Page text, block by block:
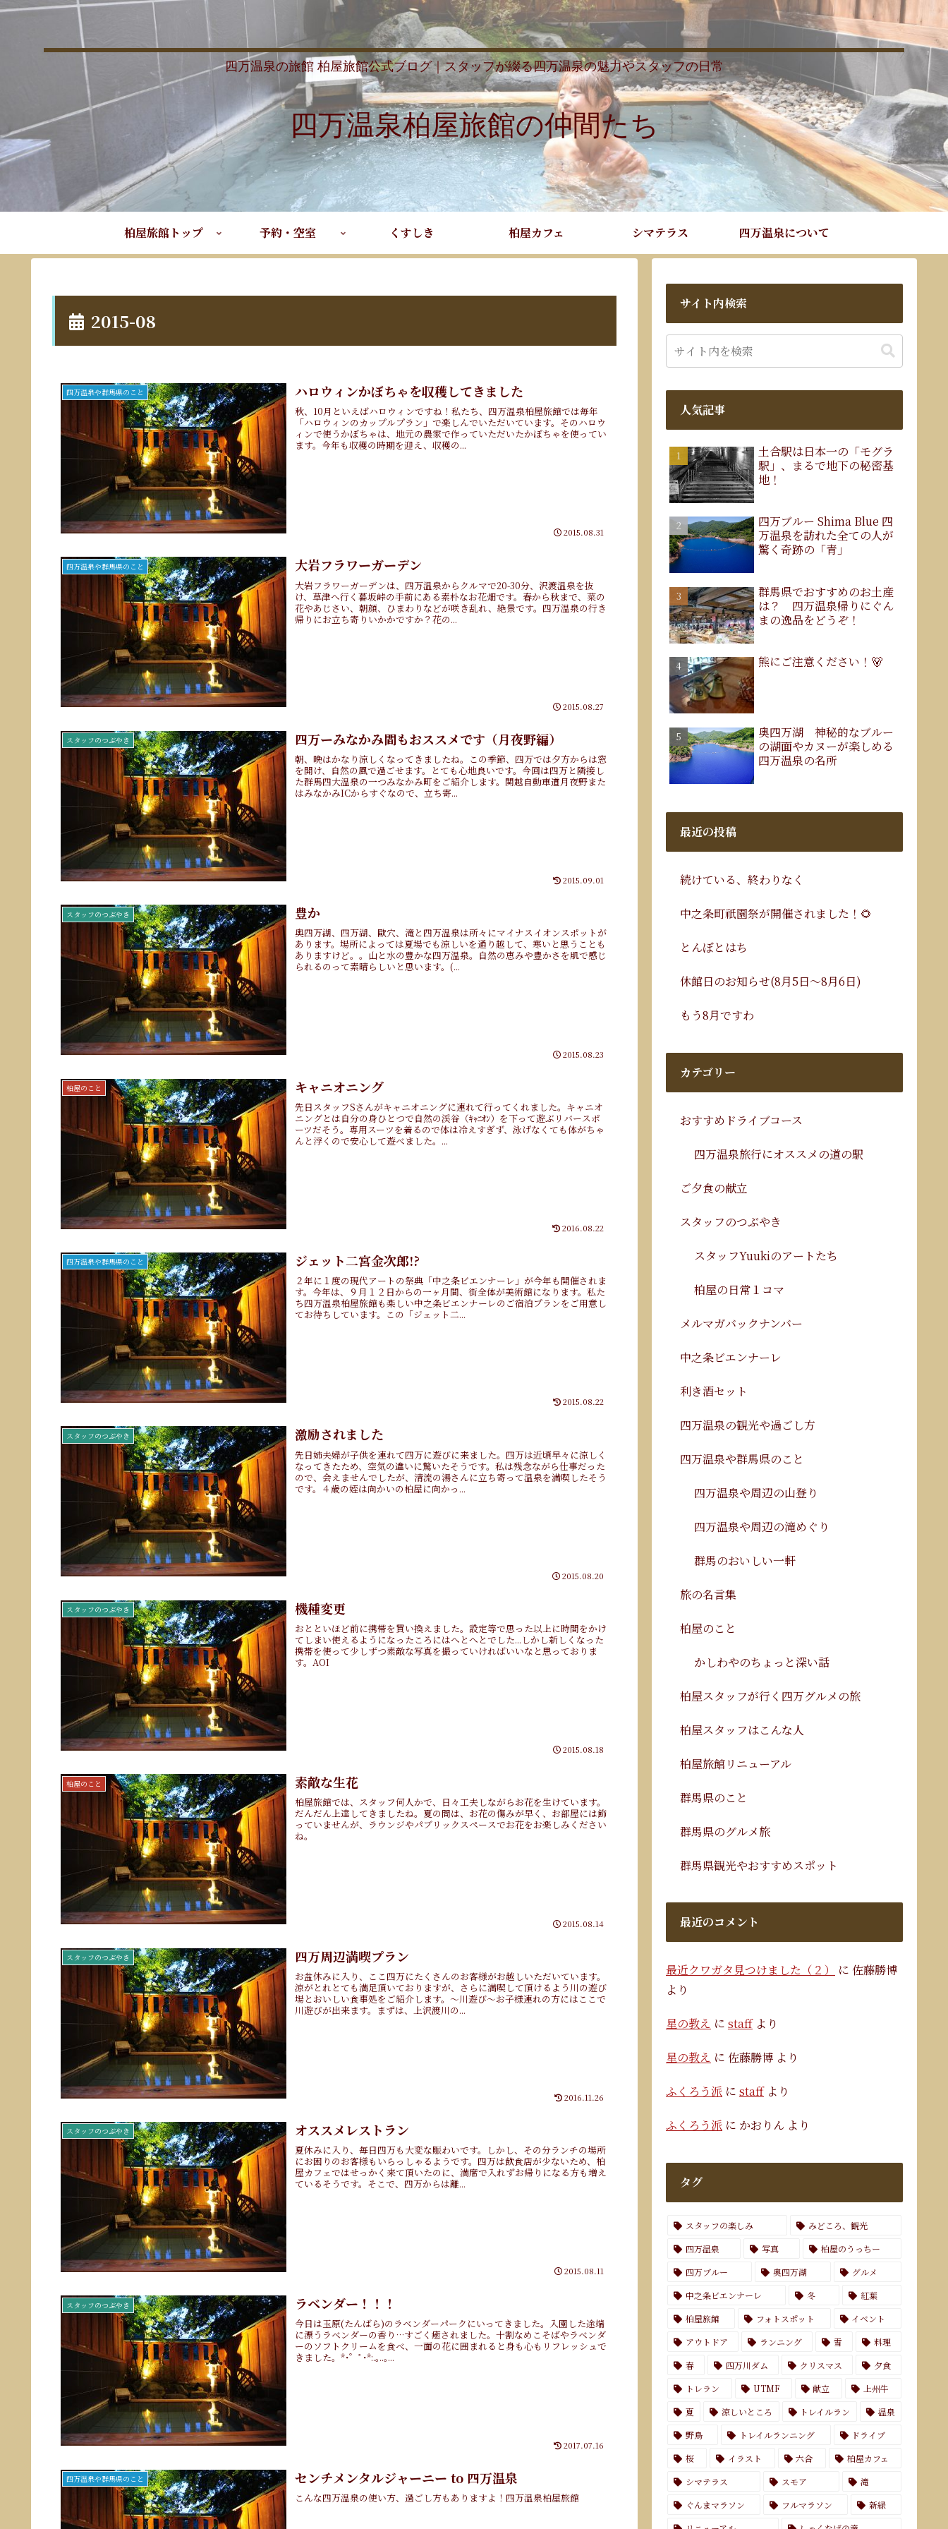
四万温泉の旅館 柏屋旅館公式ブログ｜スタッフが綴る四万温泉の魅力やスタッフの日常
四万温泉柏屋旅館の仲間たち
柏屋旅館トップ 予約・空室 くすしき 柏屋カフェ シマテラス 四万温泉について
2015-08
四万温泉や群馬県のこと ハロウィンかぼちゃを収穫してきました
秋、10月といえばハロウィンですね！私たち、四万温泉柏屋旅館では毎年
「ハロウィンのカップルプラン」で楽しんでいただいています。そのハロウ
ィンで使うかぼちゃは、地元の農家で作っていただいたかぼちゃを使ってい
ます。今年も収穫の時期を迎え、収穫の...
2015.08.31
四万温泉や群馬県のこと 大岩フラワーガーデン
大岩フラワーガーデンは、四万温泉からクルマで20-30分、沢渡温泉を抜
け、草津へ行く暮坂峠の手前にある素朴なお花畑です。春から秋まで、菜の
花やあじさい、朝顔、ひまわりなどが咲き乱れ、絶景です。四万温泉の行き
帰りにお立ち寄りいかかですか？花の...
2015.08.27
スタッフのつぶやき 四万ーみなかみ間もおススメです（月夜野編）
朝、晩はかなり涼しくなってきましたね。この季節、四万では夕方からは窓
を開け、自然の風で過ごせます。とても心地良いです。今回は四万と隣接し
た群馬四大温泉の一つみなかみ町をご紹介します。関越自動車道月夜野また
はみなかみICからすぐなので、立ち寄...
2015.09.01
スタッフのつぶやき 豊か
奥四万湖、四万湖、歐穴、滝と四万温泉は所々にマイナスイオンスポットが
あります。場所によっては夏場でも涼しいを通り越して、寒いと思うことも
ありますけど。。山と水の豊かな四万温泉。自然の恵みや豊かさを肌で感じ
られるのって素晴らしいと思います。(...
2015.08.23
柏屋のこと キャニオニング
先日スタッフSさんがキャニオニングに連れて行ってくれました。キャニオ
ニングとは自分の身ひとつで自然の渓谷（ｷｬﾆｵﾝ）を下って遊ぶリバースポ
ーツだそう。専用スーツを着るので体は冷えすぎず、泳げなくても体がちゃ
んと浮くので安心して遊べました。...
2016.08.22
四万温泉や群馬県のこと ジェット二宮金次郎!?
２年に１度の現代アートの祭典「中之条ビエンナーレ」が今年も開催されま
す。今年は、９月１２日からの一ヶ月間、街全体が美術館になります。私た
ち四万温泉柏屋旅館も楽しい中之条ビエンナーレのご宿泊プランをご用意し
てお待ちしています。この「ジェット二...
2015.08.22
スタッフのつぶやき 激励されました
先日姉夫婦が子供を連れて四万に遊びに来ました。四万は近頃早々に涼しく
なってきたため、空気の違いに驚いたそうです。私は残念ながら仕事だった
ので、会えませんでしたが、清流の湯さんに立ち寄って温泉を満喫したそう
です。４歳の姪は向かいの柏屋に向かっ...
2015.08.20
スタッフのつぶやき 機種変更
おとといほど前に携帯を買い換えました。設定等で思った以上に時間をかけ
てしまい使えるようになったころにはへとへとでした...しかし新しくなった
携帯を使って少しずつ素敵な写真を撮っていければいいなと思っておりま
す。AOI
2015.08.18
柏屋のこと 素敵な生花
柏屋旅館では、スタッフ何人かで、日々工夫しながらお花を生けています。
だんだん上達してきましたね。夏の間は、お花の傷みが早く、お部屋には飾
っていませんが、ラウンジやパブリックスペースでお花をお楽しみください
ね。
2015.08.14
スタッフのつぶやき 四万周辺満喫プラン
お盆休みに入り、ここ四万にたくさんのお客様がお越しいただいています。
涼がとれとても満足頂いておりますが、さらに満喫して頂けるよう川の遊び
場とおいしい食事処をご紹介します。～川遊び～お子様連れの方にはここで
川遊びが出来ます。まずは、上沢渡川の...
2016.11.26
スタッフのつぶやき オススメレストラン
夏休みに入り、毎日四万も大変な賑わいです。しかし、その分ランチの場所
にお困りのお客様もいらっしゃるようです。四万は飲食店が少ないため、柏
屋カフェではせっかく来て頂いたのに、満席で入れずお帰りになる方も増え
ているそうです。そこで、四万からは離...
2015.08.11
スタッフのつぶやき ラベンダー！！！
今日は玉原(たんばら)のラベンダーパークにいってきました。入園した途端
に漂うラベンダーの香り…すごく癒されました。十割なめこそばやラベンダ
ーのソフトクリームを食べ、一面の花に囲まれると身も心もリフレッシュで
きました。*･゜ﾟ･*:.｡..｡...
2017.07.16
四万温泉や群馬県のこと センチメンタルジャーニー to 四万温泉
こんな四万温泉の使い方、過ごし方もありますよ！四万温泉柏屋旅館
サイト内検索
人気記事
土合駅は日本一の「モグラ
駅」、まるで地下の秘密基
地！
四万ブルー Shima Blue 四
万温泉を訪れた全ての人が
驚く奇跡の「青」
群馬県でおすすめのお土産
は？ 四万温泉帰りにぐん
まの逸品をどうぞ！
熊にご注意ください！🐻
奥四万湖 神秘的なブルー
の湖面やカヌーが楽しめる
四万温泉の名所
最近の投稿
続けている、終わりなく
中之条町祇園祭が開催されました！🌻
とんぼとはち
休館日のお知らせ(8月5日～8月6日)
もう8月ですわ
カテゴリー
おすすめドライブコース
四万温泉旅行にオススメの道の駅
ご夕食の献立
スタッフのつぶやき
スタッフYuukiのアートたち
柏屋の日常１コマ
メルマガバックナンバー
中之条ビエンナーレ
利き酒セット
四万温泉の観光や過ごし方
四万温泉や群馬県のこと
四万温泉や周辺の山登り
四万温泉や周辺の滝めぐり
群馬のおいしい一軒
旅の名言集
柏屋のこと
かしわやのちょっと深い話
柏屋スタッフが行く四万グルメの旅
柏屋スタッフはこんな人
柏屋旅館リニューアル
群馬県のこと
群馬県のグルメ旅
群馬県観光やおすすめスポット
最近のコメント
最近クワガタ見つけました（２） に 佐藤勝博
より
星の教え に staffより
星の教え に 佐藤勝博 より
ふくろう派 に staffより
ふくろう派 に かおりん より
タグ
スタッフの楽しみ
みどころ、観光
四万温泉
写真
柏屋のうっちー
四万ブルー
奥四万湖
グルメ
中之条ビエンナーレ
冬
紅葉
柏屋旅館
フォトスポット
イベント
アウトドア
ランニング 雪
料理
春
四万川ダム クリスマス
夕食
トレラン
UTMF 献立
上州牛
夏
涼しいところ トレイルラン
温泉
野鳥
トレイルランニング
ドライブ
桜
イラスト 六合
柏屋カフェ
シマテラス
スモア
滝
ぐんまマラソン
フルマラソン
新緑